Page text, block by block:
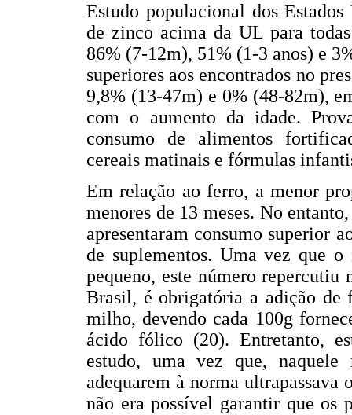
Estudo populacional dos
de zinco acima da UL para
86% (7-12m), 51% (1-3 anos) e
superiores aos encontrados no
9,8% (13-47m) e 0% (48-82m),
com o aumento da idade.
consumo de alimentos
cereais matinais e fórmulas
Em relação ao ferro, a menor
menores de 13 meses. No
apresentaram consumo superior
de suplementos. Uma vez que
pequeno, este número
Brasil, é obrigatória a adição
milho, devendo cada 100g
ácido fólico (20). Entretanto,
estudo, uma vez que, naquele
adequarem à norma ultrapassava
não era possível garantir que os